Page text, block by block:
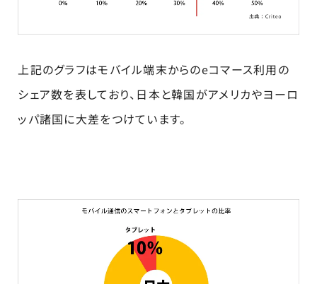
上記のグラフはモバイル端末からのeコマース利用の
シェア数を表しており、日本と韓国がアメリカやヨーロ
ッパ諸国に大差をつけています。